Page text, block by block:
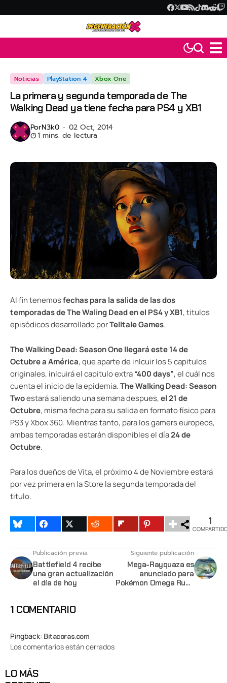
Noticias PlayStation 4 Xbox One
La primera y segunda temporada de The
Walking Dead ya tiene fecha para PS4 y XB1
PorN3k0 02 Oct, 2014
1 mins. de lectura
Al fin tenemosfechas para la salida de las dos
temporadas de The Waling Dead en el PS4 y XB1, titulos
episódicos desarrollado porTelltale Games.
The Walking Dead: Season One llegará este 14 de
Octubre a América, que aparte de inlcuir los 5 capitulos
originales, inlcuirá el capitulo extra“400 days”, el cuál nos
cuenta el inicio de la epidemia.The Walking Dead: Season
Twoestará saliendo una semana despues,el 21 de
Octubre, misma fecha para su salida en formato físico para
PS3 y Xbox 360. Mientras tanto, para los gamers europeos,
ambas temporadas estarán disponibles el día24 de
Octubre.
Para los dueños de Vita, el próximo 4 de Noviembre estará
por vez primera en la Store la segunda temporada del
titulo.
1
Publicación previa
Battlefield 4 recibe
una gran actualización
el día de hoy
Siguiente publicación
Mega-Rayquaza es
anunciado para
Pokémon Omega Ruby
1 COMENTARIO
Pingback: Bitacoras.com
Los comentarios están cerrados
LO MÁS